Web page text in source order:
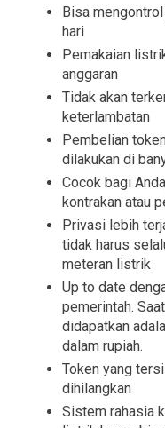
Bisa
hari
Pemakaian
anggaran
Tidak akan
keterlambatan
Pembelian
dilakukan di
Cocok bagi
kontrakan atau
Privasi lebih
tidak harus
meteran listrik
Up to date
pemerintah.
didapatkan
dalam rupiah.
Token yang
dihilangkan
Sistem rahasia